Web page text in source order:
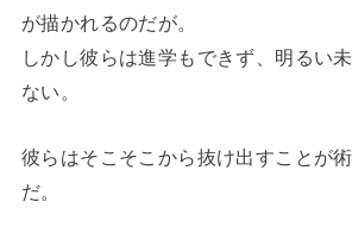
が描かれるのだが。
しかし彼らは進学もできず、明るい
ない。
彼らはそこそこから抜け出すことが
だ。